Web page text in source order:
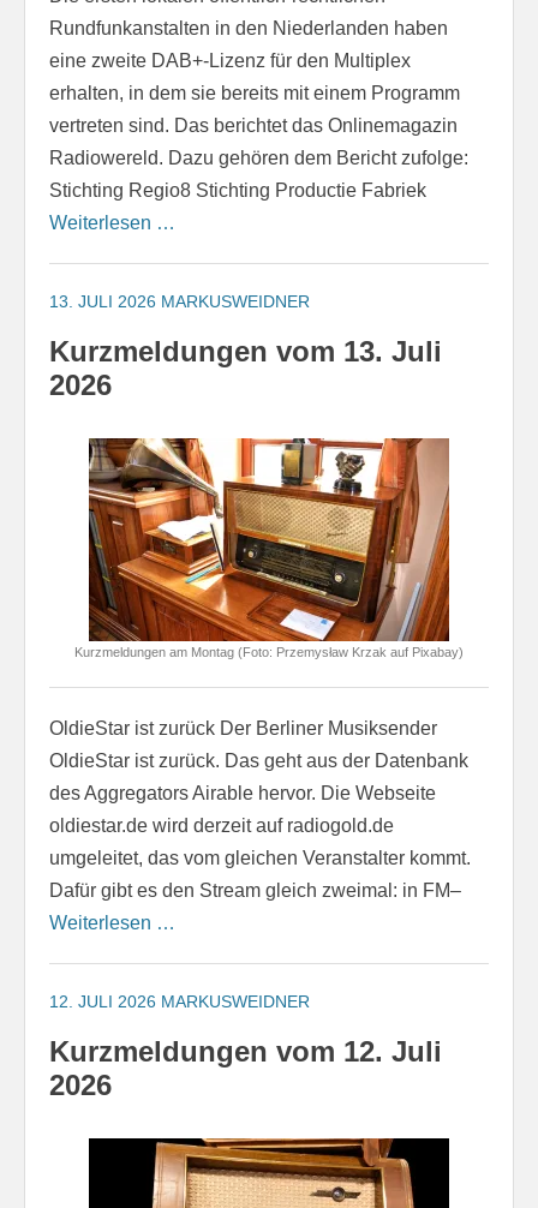
Rundfunkanstalten in den Niederlanden haben
eine zweite DAB+-Lizenz für den Multiplex
erhalten, in dem sie bereits mit einem Programm
vertreten sind. Das berichtet das Onlinemagazin
Radiowereld. Dazu gehören dem Bericht zufolge:
Stichting Regio8 Stichting Productie Fabriek
Weiterlesen …
13. JULI 2026 MARKUSWEIDNER
Kurzmeldungen vom 13. Juli
2026
Kurzmeldungen am Montag (Foto: Przemysław Krzak auf Pixabay)
OldieStar ist zurück Der Berliner Musiksender
OldieStar ist zurück. Das geht aus der Datenbank
des Aggregators Airable hervor. Die Webseite
oldiestar.de wird derzeit auf radiogold.de
umgeleitet, das vom gleichen Veranstalter kommt.
Dafür gibt es den Stream gleich zweimal: in FM–
Weiterlesen …
12. JULI 2026 MARKUSWEIDNER
Kurzmeldungen vom 12. Juli
2026